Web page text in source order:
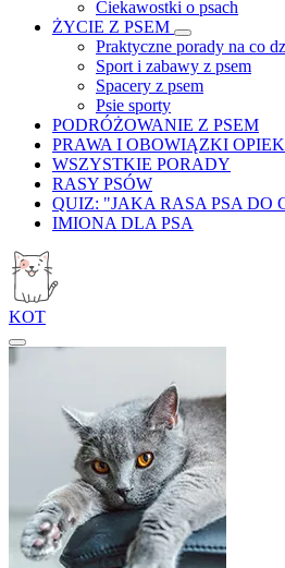
Ciekawostki o psach
ŻYCIE Z PSEM
Praktyczne porady na co
Sport i zabawy z psem
Spacery z psem
Psie sporty
PODRÓŻOWANIE Z PSEM
PRAWA I OBOWIĄZKI
WSZYSTKIE PORADY
RASY PSÓW
QUIZ: "JAKA RASA PSA DO
IMIONA DLA PSA
KOT